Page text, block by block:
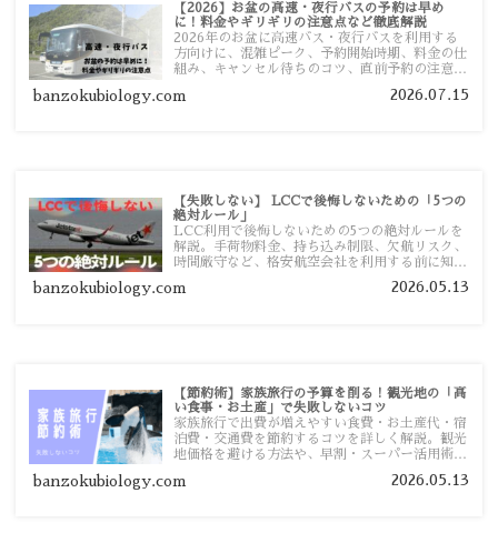
【2026】お盆の高速・夜行バスの予約は早め
に！料金やギリギリの注意点など徹底解説
2026年のお盆に高速バス・夜行バスを利用する
方向けに、混雑ピーク、予約開始時期、料金の仕
組み、キャンセル待ちのコツ、直前予約の注意点
banzokubiology.com 2026.07.15
【失敗しない】 LCCで後悔しないための「5つの
絶対ルール」
LCC利用で後悔しないための5つの絶対ルールを
解説。手荷物料金、持ち込み制限、欠航リスク、
時間厳守など、格安航空会社を利用する前に知っ
す。
banzokubiology.com 2026.05.13
【節約術】家族旅行の予算を削る！観光地の「高
い食事・お土産」で失敗しないコツ
家族旅行で出費が増えやすい食費・お土産代・宿
泊費・交通費を節約するコツを詳しく解説。観光
地価格を避ける方法や、早割・スーパー活用術、
banzokubiology.com 2026.05.13